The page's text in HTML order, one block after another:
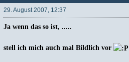
29. August 2007, 12:37
Ja wenn das so ist, .....
stell ich mich auch mal Bildlich vor